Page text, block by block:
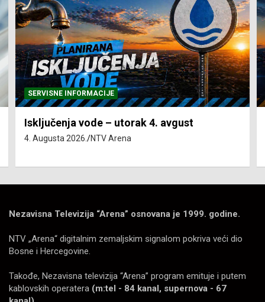
SERVISNE INFORMACIJE
Isključenja vode – utorak 4. avgust
4. Augusta 2026. NTV Arena
Nezavisna Televizija “Arena” osnovana je 1999. godine.
NTV „Arena“ digitalnim zemaljskim signalom pokriva veći dio
Bosne i Hercegovine.
Takođe, Nezavisna televizija “Arena” program emituje i putem
kablovskih operatera (m:tel - 84 kanal, supernova - 67